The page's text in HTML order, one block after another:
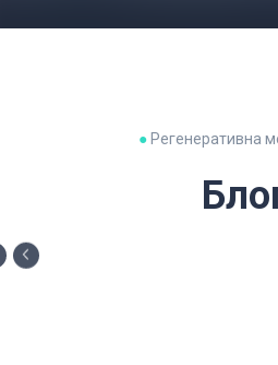
● Регенеративна